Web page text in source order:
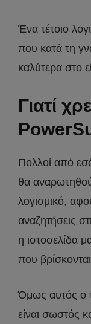
Ένα τέτοιο
που κατά τη
καλύτερα στο
Γιατί
Πολλοί από
θα
λογισμικό,
αναζητήσεις
η ιστοσελίδα
που
Όμως αυτός ο
είναι σωστός